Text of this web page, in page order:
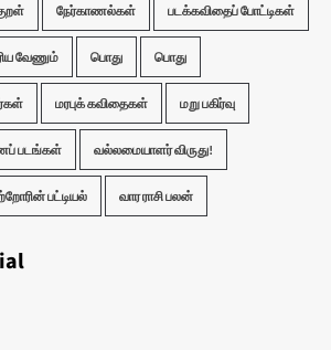
நேர்காணல்கள் படக்கவிதைப் போட்டிகள்
வேணும் பொது பொது
மரபுக் கவிதைகள் மறு பகிர்வு
படங்கள் வல்லமையாளர் விருது!
பட்டியல் வார ராசி பலன்